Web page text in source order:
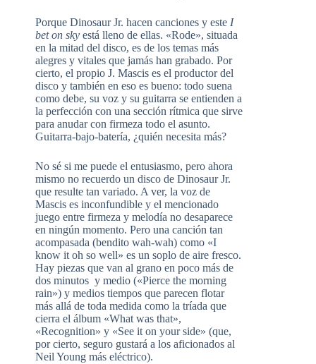
Porque Dinosaur Jr. hacen canciones y este I
bet on sky está lleno de ellas. «Rode», situada
en la mitad del disco, es de los temas más
alegres y vitales que jamás han grabado. Por
cierto, el propio J. Mascis es el productor del
disco y también en eso es bueno: todo suena
como debe, su voz y su guitarra se entienden a
la perfección con una sección rítmica que sirve
para anudar con firmeza todo el asunto.
Guitarra-bajo-batería, ¿quién necesita más?
No sé si me puede el entusiasmo, pero ahora
mismo no recuerdo un disco de Dinosaur Jr.
que resulte tan variado. A ver, la voz de
Mascis es inconfundible y el mencionado
juego entre firmeza y melodía no desaparece
en ningún momento. Pero una canción tan
acompasada (bendito wah-wah) como «I
know it oh so well» es un soplo de aire fresco.
Hay piezas que van al grano en poco más de
dos minutos y medio («Pierce the morning
rain») y medios tiempos que parecen flotar
más allá de toda medida como la tríada que
cierra el álbum «What was that»,
«Recognition» y «See it on your side» (que,
por cierto, seguro gustará a los aficionados al
Neil Young más eléctrico).